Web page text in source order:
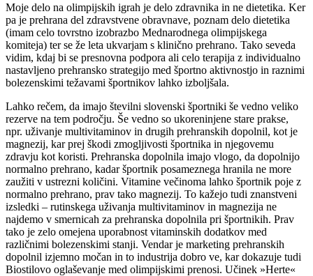
Moje delo na olimpijskih igrah je delo zdravnika in ne dietetika. Ker
pa je prehrana del zdravstvene obravnave, poznam delo dietetika
(imam celo tovrstno izobrazbo Mednarodnega olimpijskega
komiteja) ter se že leta ukvarjam s klinično prehrano. Tako seveda
vidim, kdaj bi se presnovna podpora ali celo terapija z individualno
nastavljeno prehransko strategijo med športno aktivnostjo in raznimi
bolezenskimi težavami športnikov lahko izboljšala.
Lahko rečem, da imajo številni slovenski športniki še vedno veliko
rezerve na tem področju. Še vedno so ukoreninjene stare prakse,
npr. uživanje multivitaminov in drugih prehranskih dopolnil, kot je
magnezij, kar prej škodi zmogljivosti športnika in njegovemu
zdravju kot koristi. Prehranska dopolnila imajo vlogo, da dopolnijo
normalno prehrano, kadar športnik posameznega hranila ne more
zaužiti v ustrezni količini. Vitamine večinoma lahko športnik poje z
normalno prehrano, prav tako magnezij. To kažejo tudi znanstveni
izsledki – rutinskega uživanja multivitaminov in magnezija ne
najdemo v smernicah za prehranska dopolnila pri športnikih. Prav
tako je zelo omejena uporabnost vitaminskih dodatkov med
različnimi bolezenskimi stanji. Vendar je marketing prehranskih
dopolnil izjemno močan in to industrija dobro ve, kar dokazuje tudi
Biostilovo oglaševanje med olimpijskimi prenosi. Učinek »Herte«